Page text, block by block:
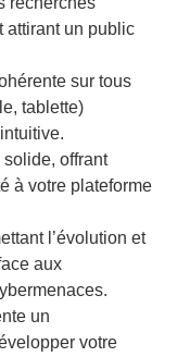
attirant un public
sur tous
tablette)
offrant
à votre plateforme
l’évolution et
aux
un
votre